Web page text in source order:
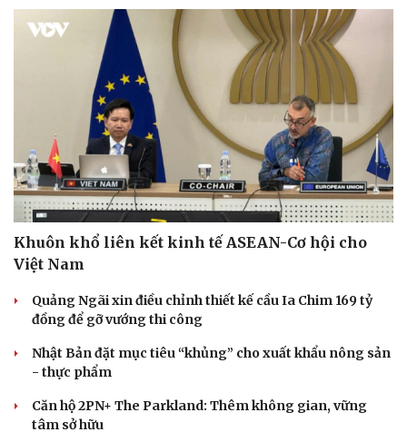
Thể thao
Bóng đá
Lịch thi đấu bóng đá
Thế giới thể thao
eSports
Hậu trường
Ô tô - Xe máy
Ô tô
Xe máy
Tư vấn
Khuôn khổ liên kết kinh tế ASEAN-Cơ hội cho
Việt Nam
Quảng Ngãi xin điều chỉnh thiết kế cầu Ia Chim 169 tỷ
đồng để gỡ vướng thi công
Nhật Bản đặt mục tiêu “khủng” cho xuất khẩu nông sản
- thực phẩm
Căn hộ 2PN+ The Parkland: Thêm không gian, vững
tâm sở hữu